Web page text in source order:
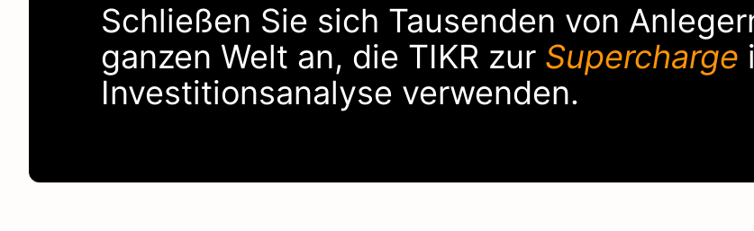
Schließen Sie sich Tausenden von
ganzen Welt an, die TIKR zur Supercharge
Investitionsanalyse verwenden.